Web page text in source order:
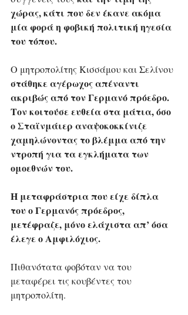
χώρας, κάτι που δεν έκανε ακόμα
μία φορά η φοβική πολιτική ηγεσία
του τόπου.
Ο μητροπολίτης Κισσάμου και Σελίνου
στάθηκε αγέρωχος απέναντι
ακριβώς από τον Γερμανό πρόεδρο.
Τον κοιτούσε ευθεία στα μάτια, όσο
ο Σταϊνμάιερ αναψοκοκκίνιζε
χαμηλώνοντας το βλέμμα από την
ντροπή για τα εγκλήματα των
ομοεθνών του.
Η μεταφράστρια που είχε δίπλα
του ο Γερμανός πρόεδρος,
μετέφραζε, μόνο ελάχιστα απ’ όσα
έλεγε ο Αμφιλόχιος.
Πιθανότατα φοβόταν να του
μεταφέρει τις κουβέντες του
μητροπολίτη.